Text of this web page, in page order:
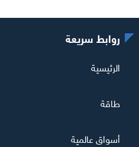
روابط سريعة
الرئيسية
طاقة
أسواق عالمية